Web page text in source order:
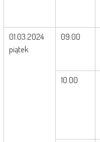
01.03.2024
piątek
09.00
10.00